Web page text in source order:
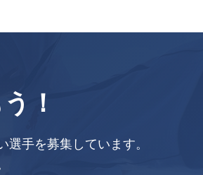
！
手を募集しています。